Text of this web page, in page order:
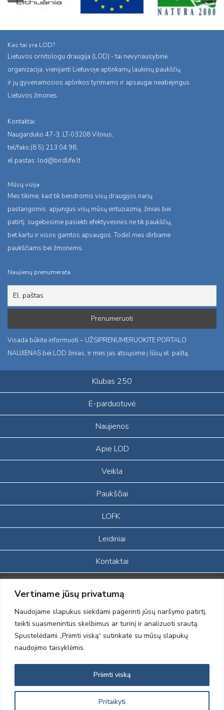
Vertiname jūsų privatumą
Naudojame slapukus siekdami pagerinti jūsų naršymo patirtį,
teikti suasmenintus skelbimus ar turinį ir analizuoti srautą.
Spustelėdami „Priimti viską“ sutinkate su mūsų slapukų
naudojimo taisyklėmis.
Pritaikyti
Priimti viską
Kas tai yra LOD?
Lietuvos ornitologu draugija (LOD) - tai nevyriausybinė
organizacija, vienijanti Lietuvoje aptinkamų laukinių paukščių
ir jų gyvenamosios aplinkos tyrimams ir apsaugai neabejingus
Lietuvos žmones.
Kontaktai:
Naugarduko 47-3, LT-03208 Vilnius,
tel/faks:(8 5) 213 04 98,
el.pastas: lod@birdlife.lt
Mūsų vizija
Mes tikime, kad tik bendromis visų draugijos narių
pastangomis, apjungus visų mūsų entuziazmą, žinias bei
patirtį, sugebėsime pasiekti efektyvesnės ne tik paukščių,
bet kartu ir visos gamtos apsaugos. Todėl mes dirbame
paukščiams bei žmonėms.
Naujienų prenumerata
Visada būkite informuoti – UŽSIPRENUMERUOKITE PORTALO
NAUJIENAS bei LOD žinias, ir mes jas atsiųsime į Jūsų el. paštą.
Klubas 250
E-parduotuvė
Naujienos
Apie LOD
Veikla
Paukščiai
LOFK
Leidiniai
Kontaktai
Portalas sukurtas įgyvendinant Lietuvos Respublikos, Europos
ekonominės erdvės ir Norvegijos finansinių mechanizmų iš dalies
finansuojamą paprojektį
„LOD visuomeninės /gamtosauginės veiklos sustiprinimas ir įvaizdžio
formavimas įtraukiant visuomenę į aplinkosauginių tyrimų veiklą“
(paprojekčio
įgyvendinimo sutarties numeris 2004-LT0008-NVO-1EEE/NOR-02-
2012 © Lietuvos Ornitologų Draugija © 2014, Visos teisės saugomos